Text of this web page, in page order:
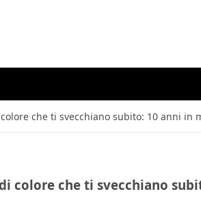
che ti svecchiano subito: 10 anni in
colore che ti svecchiano